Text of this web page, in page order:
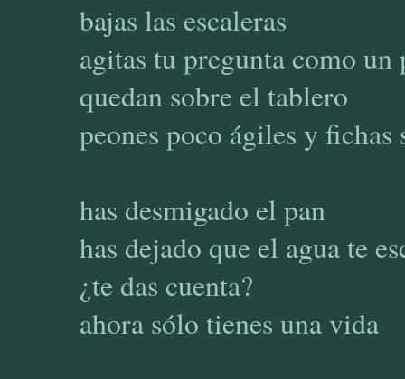
bajas las escaleras
agitas tu pregunta como un
quedan sobre el tablero
peones poco ágiles y
has desmigado el pan
has dejado que el agua te
¿te das cuenta?
ahora sólo tienes una vida